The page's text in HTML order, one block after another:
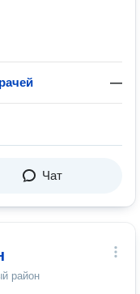
—
Чат
район